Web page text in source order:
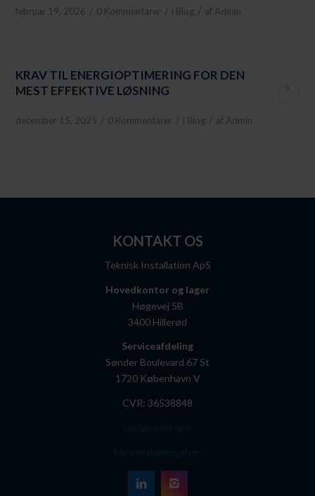
februar 19, 2026 / 0 Kommentarer / i Blog / af Admin
KRAV TIL ENERGIOPTIMERING FOR DEN
MEST EFFEKTIVE LØSNING
december 15, 2025 / 0 Kommentarer / i Blog / af Admin
KONTAKT OS
Teknisk Installation ApS
Hovedkontor og lager
Høgevej 5B
3400 Hillerød
Serviceafdeling
Sønder Boulevard 67 St
1720 København V
CVR: 36538848